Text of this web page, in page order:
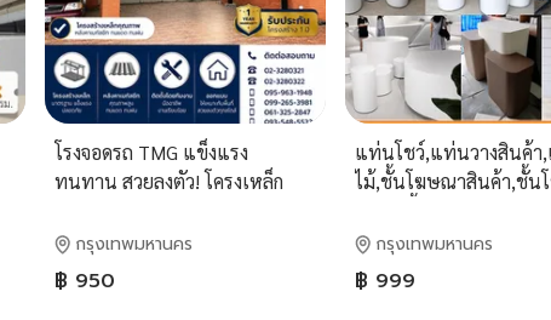
โรงจอดรถ TMG แข็งแรง
ทนทาน สวยลงตัว! โครงเหล็ก
กันแดดกันฝน รับประกัน
โครงสร้าง 1 ปี
กรุงเทพมหานคร
฿ 950
แท่นโชว์,แท่นวางสินค้า
ไม้,ชั้นโฆษณาสินค้า,ชั้น
กรุงเทพมหานคร
฿ 999